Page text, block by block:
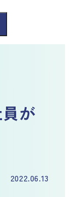
が
2022.06.13